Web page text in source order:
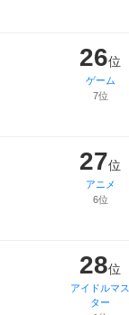
26位
ゲーム
7位
27位
アニメ
6位
28位
アイドルマス
ター